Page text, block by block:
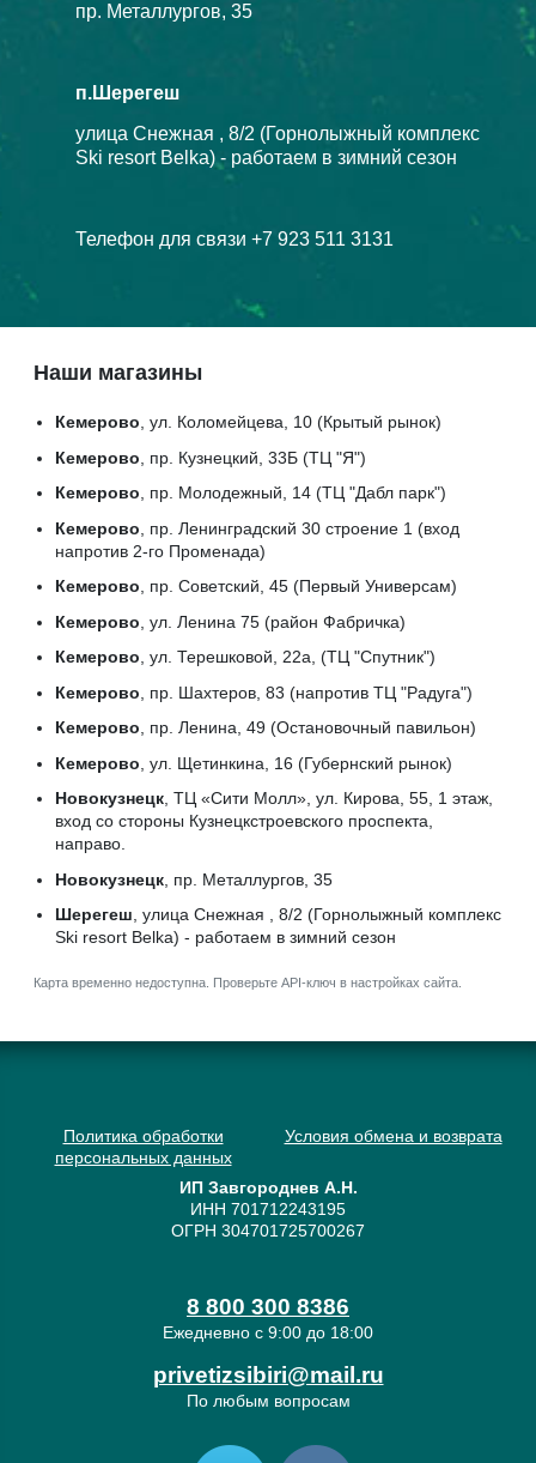
Наши магазины
Кемерово, ул. Коломейцева, 10 (Крытый рынок)
Кемерово , пр. Кузнецкий, 33Б (ТЦ "Я")
Кемерово, пр. Молодежный, 14 (ТЦ "Дабл парк")
Кемерово , пр. Ленинградский 30 строение 1 (вход
напротив 2-го Променада)
Кемерово, пр. Советский, 45 (Первый Универсам)
Кемерово , ул. Ленина 75 (район Фабричка)
Кемерово, ул. Терешковой, 22а, (ТЦ "Спутник")
Кемерово , пр. Шахтеров, 83 (напротив ТЦ "Радуга")
Кемерово, пр. Ленина, 49 (Остановочный павильон)
Кемерово , ул. Щетинкина, 16 (Губернский рынок)
Новокузнецк, ТЦ «Сити Молл», ул. Кирова, 55, 1 этаж,
вход со стороны Кузнецкстроевского проспекта,
направо.
Новокузнецк, пр. Металлургов, 35
Шерегеш, улица Снежная , 8/2 (Горнолыжный комплекс
Ski resort Belka) - работаем в зимний сезон
Карта временно недоступна. Проверьте API-ключ в настройках сайта.
пр. Металлургов, 35
п.Шерегеш
улица Снежная , 8/2 (Горнолыжный комплекс
Ski resort Belka) - работаем в зимний сезон
Телефон для связи +7 923 511 3131
Политика обработки
персональных данных
Условия обмена и возврата
ИП Завгороднев А.Н.
ИНН 701712243195
ОГРН 304701725700267
8 800 300 8386
Ежедневно с 9:00 до 18:00
privetizsibiri@mail.ru
По любым вопросам